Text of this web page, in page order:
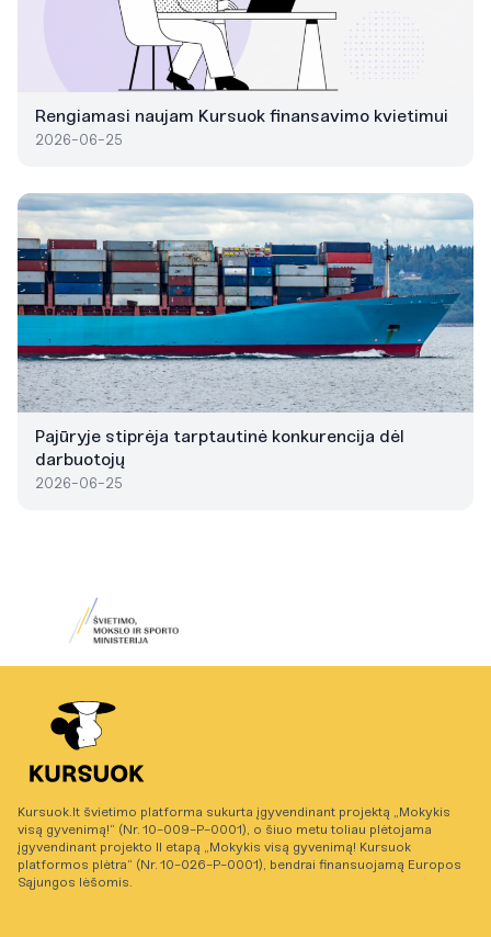
Rengiamasi naujam Kursuok finansavimo kvietimui
2026-06-25
Pajūryje stiprėja tarptautinė konkurencija dėl
darbuotojų
2026-06-25
Kursuok.lt švietimo platforma sukurta įgyvendinant projektą „Mokykis
visą gyvenimą!“ (Nr. 10-009-P-0001), o šiuo metu toliau plėtojama
įgyvendinant projekto II etapą „Mokykis visą gyvenimą! Kursuok
platformos plėtra“ (Nr. 10-026-P-0001), bendrai finansuojamą Europos
Sąjungos lėšomis.